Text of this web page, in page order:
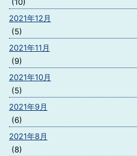
2021年12月
(5)
2021年11月
(9)
2021年10月
(5)
2021年9月
(6)
2021年8月
(8)